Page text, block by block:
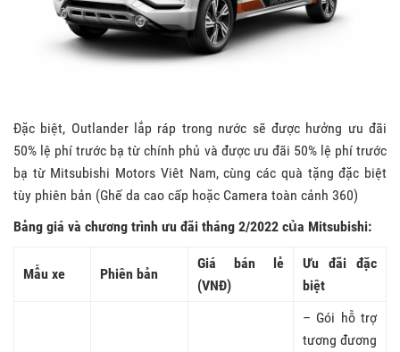
Đặc biệt, Outlander lắp ráp trong nước sẽ được hưởng ưu đãi
50% lệ phí trước bạ từ chính phủ và được ưu đãi 50% lệ phí trước
bạ từ Mitsubishi Motors Viêt Nam, cùng các quà tặng đặc biệt
tùy phiên bản (Ghế da cao cấp hoặc Camera toàn cảnh 360)
Bảng giá và chương trình ưu đãi tháng 2/2022 của Mitsubishi:
Mẫu xe Phiên bản
Giá bán lẻ
(VNĐ)
Ưu đãi đặc
biệt
– Gói hỗ trợ
tương đương